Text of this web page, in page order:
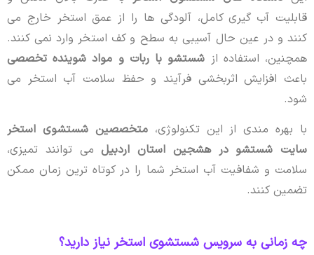
قابلیت آب گیری کامل، آلودگی ها را از عمق استخر خارج می
کنند و در عین حال آسیبی به سطح و کف استخر وارد نمی کنند.
همچنین، استفاده از شستشو با ربات و مواد شوینده تخصصی
باعث افزایش اثربخشی فرآیند و حفظ سلامت آب استخر می
شود.
با بهره مندی از این تکنولوژی، متخصصین شستشوی استخر
سایت شستشو در هشجین استان اردبیلمی توانند تمیزی،
سلامت و شفافیت آب استخر شما را در کوتاه ترین زمان ممکن
تضمین کنند.
چه زمانی به سرویس شستشوی استخر نیاز دارید؟